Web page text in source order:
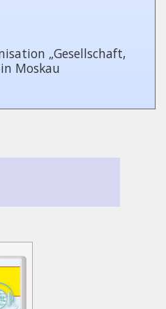
„Gesellschaft,
Moskau